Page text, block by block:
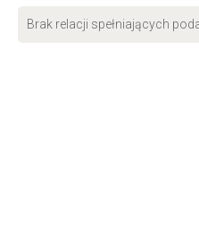
Brak relacji spełniających